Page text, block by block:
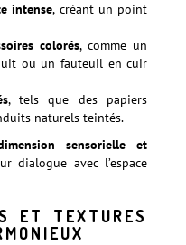
intense, créant un point
colorés, comme un
ou un fauteuil en cuir
, tels que des papiers
naturels teintés.
sensorielle et
dialogue avec l’espace
ET TEXTURES